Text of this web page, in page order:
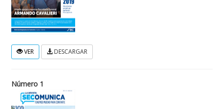
VER DESCARGAR
Número 1